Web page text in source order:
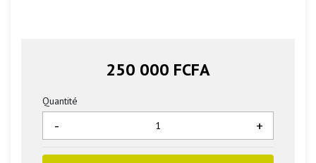
250 000 FCFA
Quantité
+
-